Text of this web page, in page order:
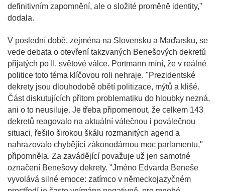
definitivním zapomnění, ale o složité proměně identity,"
dodala.
V poslední době, zejména na Slovensku a Maďarsku, se
vede debata o otevření takzvaných Benešových dekretů
přijatých po II. světové válce. Portmann míní, že v reálné
politice toto téma klíčovou roli nehraje. "Prezidentské
dekrety jsou dlouhodobě obětí politizace, mýtů a klišé.
Část diskutujících přitom problematiku do hloubky nezná,
ani o to neusiluje. Je třeba připomenout, že celkem 143
dekretů reagovalo na aktuální válečnou i poválečnou
situaci, řešilo širokou škálu rozmanitých agend a
nahrazovalo chybějící zákonodárnou moc parlamentu,"
připomněla. Za zavádějící považuje už jen samotné
označení Benešovy dekrety. "Jméno Edvarda Beneše
vyvolává silné emoce: zatímco v německojazyčném